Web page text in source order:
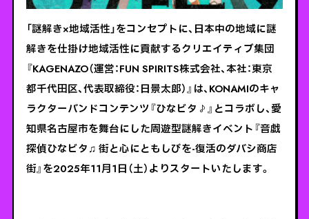
「謎解き×地域活性」をコンセプトに、日本中の地域に謎
解きを仕掛け地域活性に貢献するクリエイティブ集団
『KAGENAZO（運営：FUN SPIRITS株式会社、本社：東京
都千代田区、代表取締役：日景太郎）』は、KONAMIのキャ
ラクターバンドコンテンツ『ひなビタ♪』とコラボし、愛
知県名古屋市を舞台にした周遊型謎解きイベント『音戯
探偵ひなビタ♫ 街と心にともしびを-復活のダバシ商店
街』を2025年11月1日（土）よりスタートいたします。